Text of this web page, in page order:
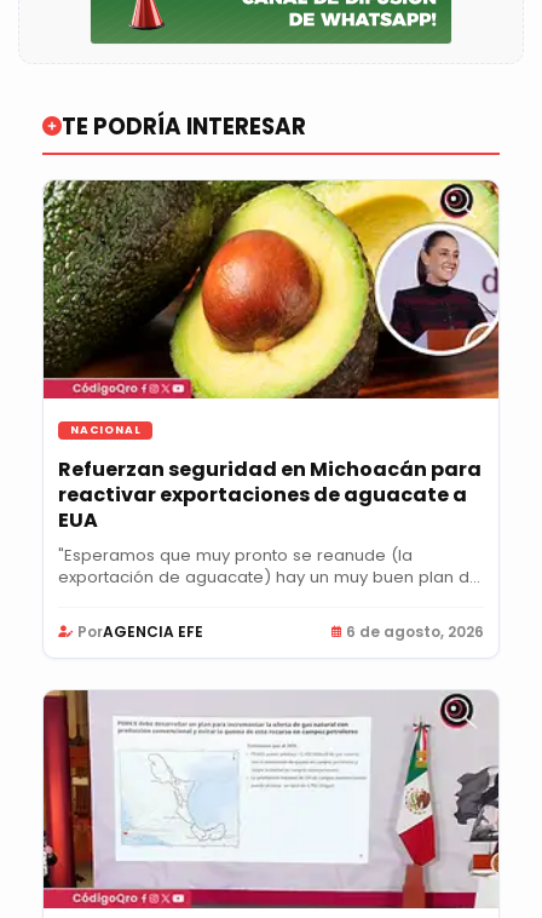
TE PODRÍA INTERESAR
NACIONAL
Refuerzan seguridad en Michoacán para
reactivar exportaciones de aguacate a
EUA
"Esperamos que muy pronto se reanude (la
exportación de aguacate) hay un muy buen plan de
PorAGENCIA EFE 6 de agosto, 2026